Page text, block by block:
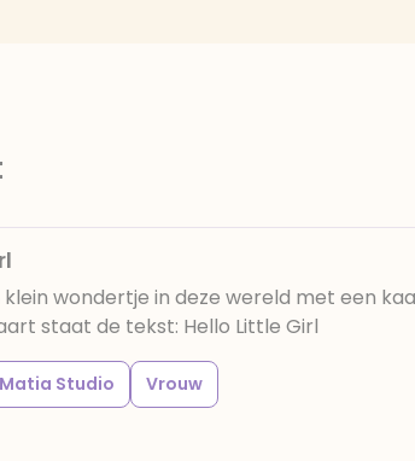
wondertje in deze wereld met een
staat de tekst: Hello Little Girl
Matia Studio Vrouw